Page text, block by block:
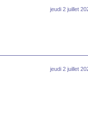
jeudi 2 juillet
jeudi 2 juillet